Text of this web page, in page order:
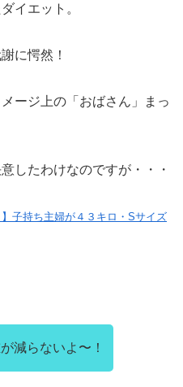
イエット。
に愕然！
ージ上の「おばさん」まっ
したわけなのですが・・・
】子持ち主婦が４３キロ・Sサイズ
減らないよ〜！